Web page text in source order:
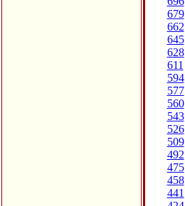
679
662
645
628
611
594
577
560
543
526
509
492
475
458
441